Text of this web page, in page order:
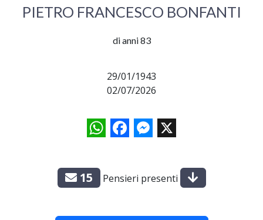
PIETRO FRANCESCO BONFANTI
di anni 83
29/01/1943
02/07/2026
WhatsAppFacebookMessenger
X
15 Pensieri presenti